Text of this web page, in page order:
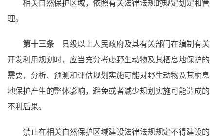
相关自然保护区域，依照有关法律法规的规定划定和管
理。
第十三条 县级以上人民政府及其有关部门在编制有关
开发利用规划时，应当充分考虑野生动物及其栖息地保护的
需要，分析、预测和评估规划实施可能对野生动物及其栖息
地保护产生的整体影响，避免或者减少规划实施可能造成的
不利后果。
禁止在相关自然保护区域建设法律法规规定不得建设的